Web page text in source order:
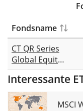
Fondsname
CT QR Series
Global Equity
Active UCITS
ETF USD Dist
Interessante
MSCI